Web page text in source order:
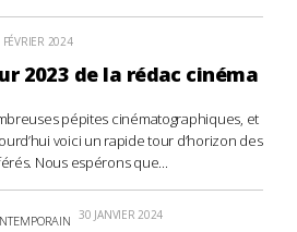
FÉVRIER 2024
2023 de la rédac cinéma
pépites cinématographiques, et
voici un rapide tour d’horizon des
Nous espérons que...
30 JANVIER 2024